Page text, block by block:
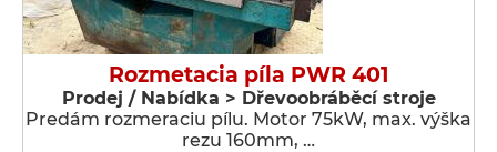
Rozmetacia píla PWR 401
Prodej / Nabídka > Dřevoobráběcí stroje
Predám rozmeraciu pílu. Motor 75kW, max. výška
rezu 160mm, …